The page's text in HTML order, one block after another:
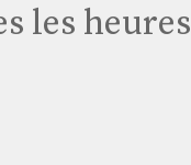
les